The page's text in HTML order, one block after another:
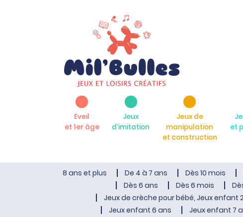
Eveil
et 1er âge
Jeux
d’imitation
Jeux de
manipulation
et construction
et
8 ans et plus De 4 à 7 ans Dès 10 mois
Dès 6 ans
Dès 6 mois
Jeux de crèche pour bébé, Jeux enfant
Jeux enfant 6 ans
Jeux enfant 7